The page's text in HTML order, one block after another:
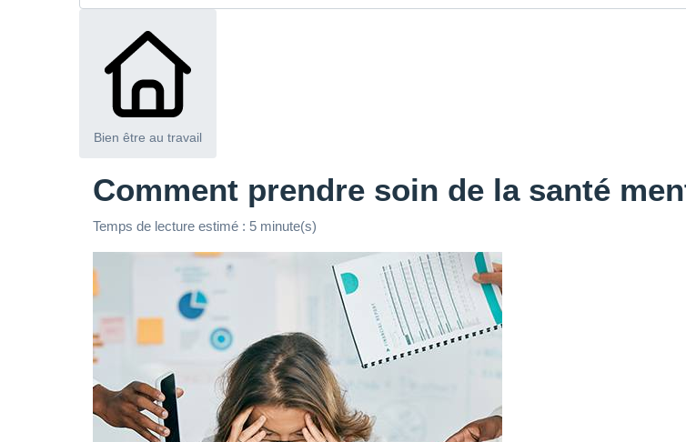
Bien être au travail
Comment prendre soin de la santé
Temps de lecture estimé : 5 minute(s)